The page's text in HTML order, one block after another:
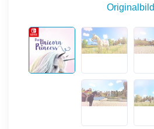
Originalbild